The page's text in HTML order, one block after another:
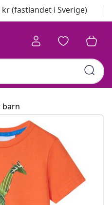
(fastlandet i Sverige)
barn